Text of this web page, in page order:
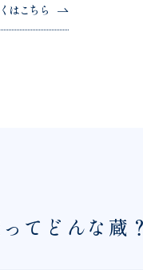
はこちら
てどんな蔵？